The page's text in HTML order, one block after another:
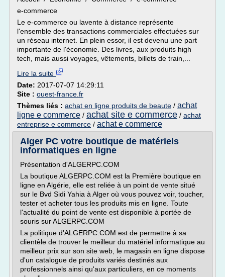
e-commerce
Le e-commerce ou lavente à distance représente
l'ensemble des transactions commerciales effectuées sur
un réseau internet. En plein essor, il est devenu une part
importante de l'économie. Des livres, aux produits high
tech, mais aussi voyages, vêtements, billets de train,...
Lire la suite
Date: 2017-07-07 14:29:11
Site : ouest-france.fr
Thèmes liés : achat en ligne produits de beaute / achat
ligne e commerce / achat site e commerce / achat
entreprise e commerce / achat e commerce
Alger PC votre boutique de matériels
informatiques en ligne
Présentation d'ALGERPC.COM
La boutique ALGERPC.COM est la Première boutique en
ligne en Algérie, elle est reliée à un point de vente situé
sur le Bvd Sidi Yahia à Alger où vous pouvez voir, toucher,
tester et acheter tous les produits mis en ligne. Toute
l'actualité du point de vente est disponible à portée de
souris sur ALGERPC.COM
La politique d'ALGERPC.COM est de permettre à sa
clientèle de trouver le meilleur du matériel informatique au
meilleur prix sur son site web, le magasin en ligne dispose
d'un catalogue de produits variés destinés aux
professionnels ainsi qu'aux particuliers, en ce moments